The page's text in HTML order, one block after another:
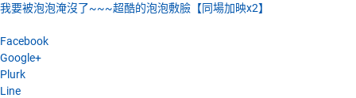
我要被泡泡淹沒了~~~超酷的泡泡敷臉【同場加映x2】
Facebook
Google+
Plurk
Line